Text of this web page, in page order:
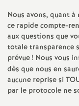
Nous avons, quant
ce rapide compte-
aux questions que
totale transparence
prévue! Nous vous
dès que nous en
aucune reprise si
par le protocole ne